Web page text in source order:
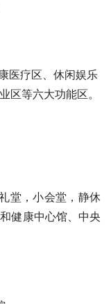
疗区、休闲娱乐
区等六大功能区。
，小会堂，静休
健康中心馆、中央